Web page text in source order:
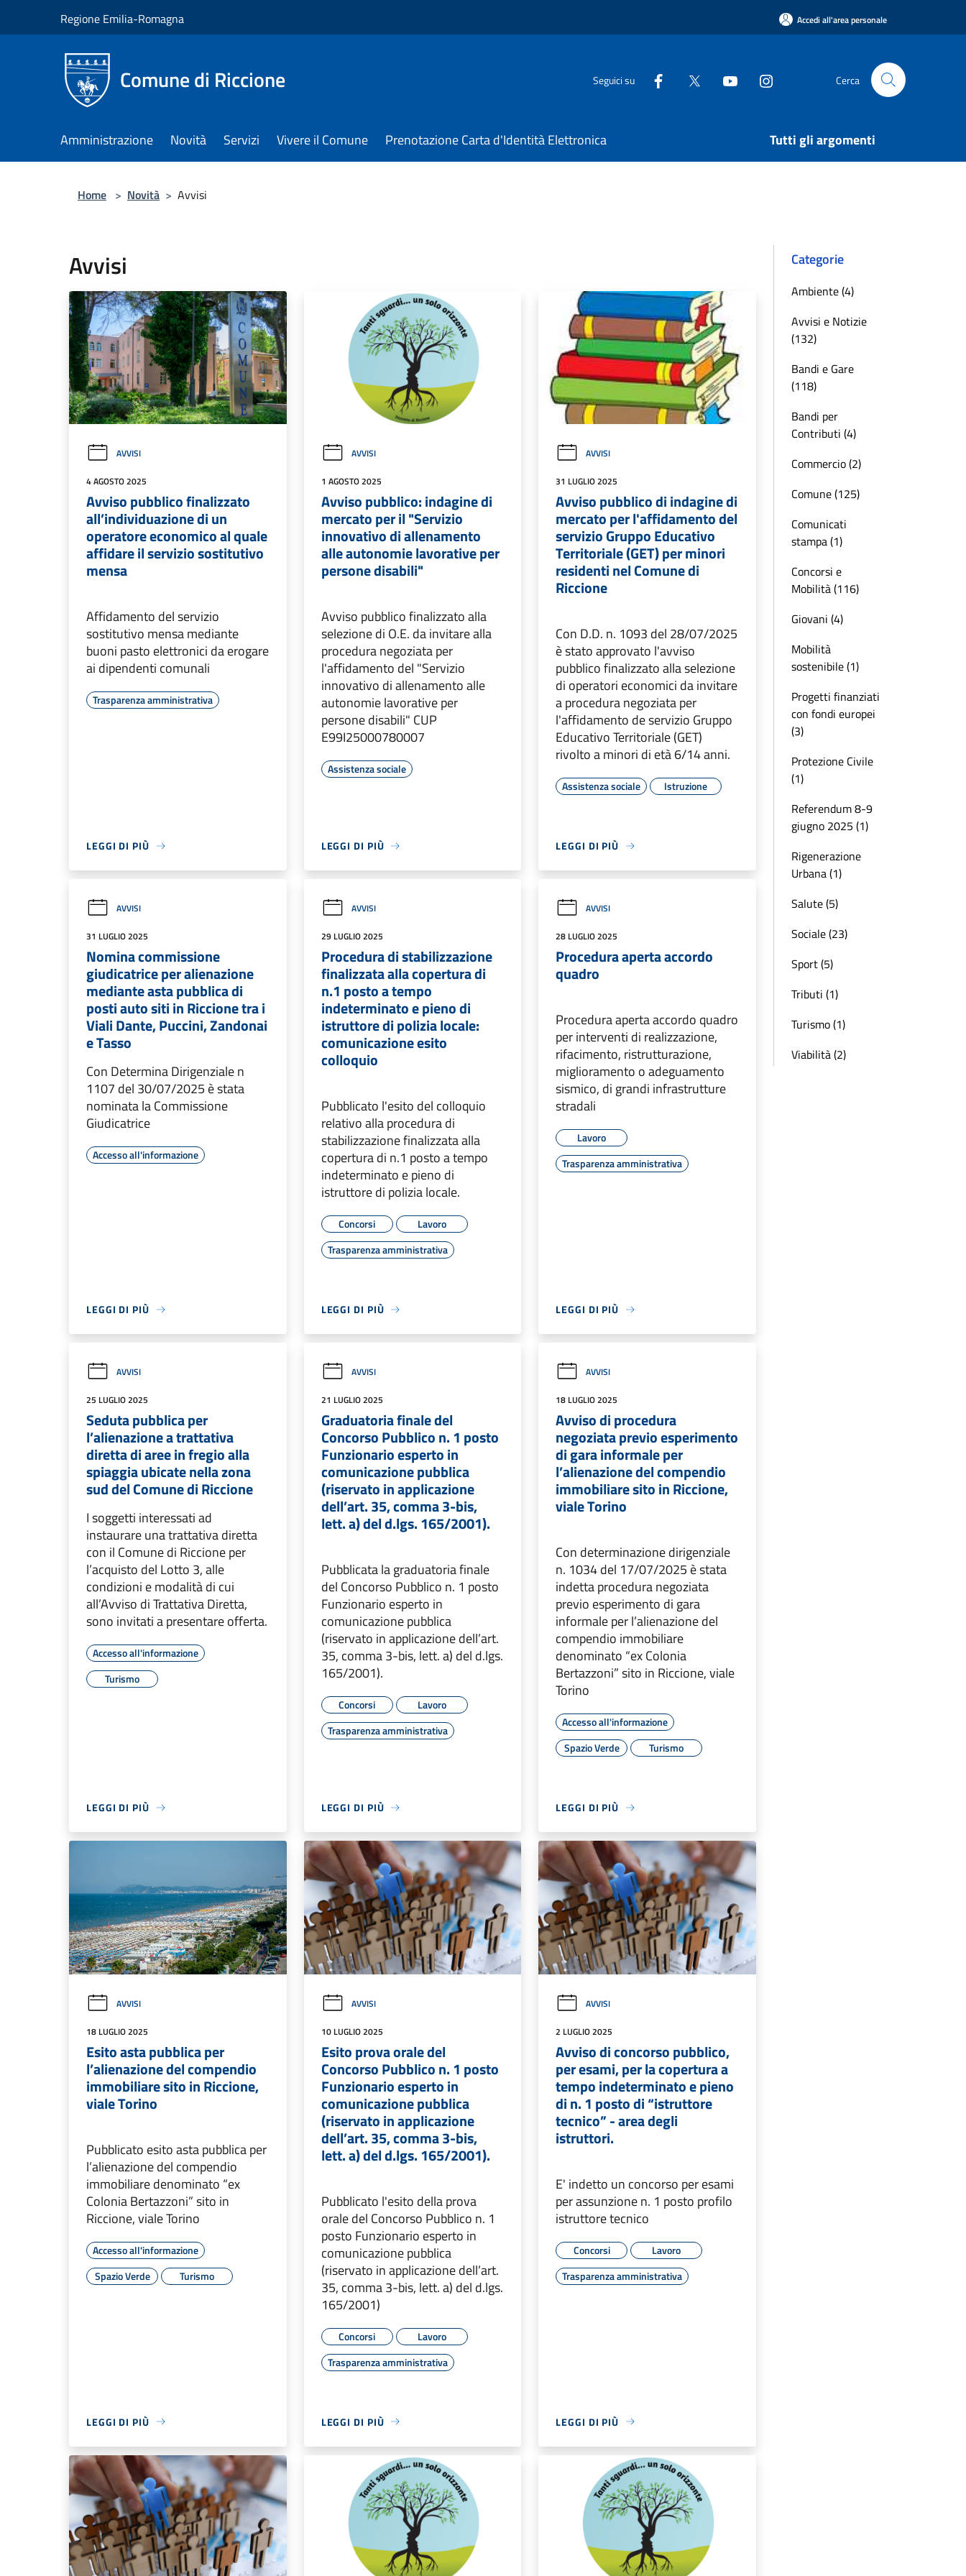
Regione Emilia-Romagna Accedi all'area personale
Comune di Riccione Seguici su Cerca
Amministrazione Novità Servizi Vivere il Comune Prenotazione Carta d'Identità Elettronica Tutti gli argomenti
Home > Novità > Avvisi
Avvisi
AVVISI
4 AGOSTO 2025
Avviso pubblico finalizzato
all’individuazione di un
operatore economico al quale
affidare il servizio sostitutivo
mensa
Affidamento del servizio
sostitutivo mensa mediante
buoni pasto elettronici da erogare
ai dipendenti comunali
Trasparenza amministrativa
LEGGI DI PIÙ
AVVISI
1 AGOSTO 2025
Avviso pubblico: indagine di
mercato per il "Servizio
innovativo di allenamento
alle autonomie lavorative per
persone disabili"
Avviso pubblico finalizzato alla
selezione di O.E. da invitare alla
procedura negoziata per
l'affidamento del "Servizio
innovativo di allenamento alle
autonomie lavorative per
persone disabili" CUP
E99I25000780007
Assistenza sociale
LEGGI DI PIÙ
AVVISI
31 LUGLIO 2025
Avviso pubblico di indagine di
mercato per l'affidamento del
servizio Gruppo Educativo
Territoriale (GET) per minori
residenti nel Comune di
Riccione
Con D.D. n. 1093 del 28/07/2025
è stato approvato l'avviso
pubblico finalizzato alla selezione
di operatori economici da invitare
a procedura negoziata per
l'affidamento de servizio Gruppo
Educativo Territoriale (GET)
rivolto a minori di età 6/14 anni.
Assistenza sociale Istruzione
LEGGI DI PIÙ
AVVISI
31 LUGLIO 2025
Nomina commissione
giudicatrice per alienazione
mediante asta pubblica di
posti auto siti in Riccione tra i
Viali Dante, Puccini, Zandonai
e Tasso
Con Determina Dirigenziale n
1107 del 30/07/2025 è stata
nominata la Commissione
Giudicatrice
Accesso all'informazione
LEGGI DI PIÙ
AVVISI
29 LUGLIO 2025
Procedura di stabilizzazione
finalizzata alla copertura di
n.1 posto a tempo
indeterminato e pieno di
istruttore di polizia locale:
comunicazione esito
colloquio
Pubblicato l'esito del colloquio
relativo alla procedura di
stabilizzazione finalizzata alla
copertura di n.1 posto a tempo
indeterminato e pieno di
istruttore di polizia locale.
Concorsi
Lavoro
Trasparenza amministrativa
LEGGI DI PIÙ
AVVISI
28 LUGLIO 2025
Procedura aperta accordo
quadro
Procedura aperta accordo quadro
per interventi di realizzazione,
rifacimento, ristrutturazione,
miglioramento o adeguamento
sismico, di grandi infrastrutture
stradali
Lavoro
Trasparenza amministrativa
LEGGI DI PIÙ
AVVISI
25 LUGLIO 2025
Seduta pubblica per
l’alienazione a trattativa
diretta di aree in fregio alla
spiaggia ubicate nella zona
sud del Comune di Riccione
I soggetti interessati ad
instaurare una trattativa diretta
con il Comune di Riccione per
l’acquisto del Lotto 3, alle
condizioni e modalità di cui
all’Avviso di Trattativa Diretta,
sono invitati a presentare offerta.
Accesso all'informazione
Turismo
LEGGI DI PIÙ
AVVISI
21 LUGLIO 2025
Graduatoria finale del
Concorso Pubblico n. 1 posto
Funzionario esperto in
comunicazione pubblica
(riservato in applicazione
dell’art. 35, comma 3-bis,
lett. a) del d.lgs. 165/2001).
Pubblicata la graduatoria finale
del Concorso Pubblico n. 1 posto
Funzionario esperto in
comunicazione pubblica
(riservato in applicazione dell’art.
35, comma 3-bis, lett. a) del d.lgs.
165/2001).
Concorsi
Lavoro
Trasparenza amministrativa
LEGGI DI PIÙ
AVVISI
18 LUGLIO 2025
Avviso di procedura
negoziata previo esperimento
di gara informale per
l’alienazione del compendio
immobiliare sito in Riccione,
viale Torino
Con determinazione dirigenziale
n. 1034 del 17/07/2025 è stata
indetta procedura negoziata
previo esperimento di gara
informale per l’alienazione del
compendio immobiliare
denominato “ex Colonia
Bertazzoni” sito in Riccione, viale
Torino
Accesso all'informazione
Spazio Verde
Turismo
LEGGI DI PIÙ
AVVISI
18 LUGLIO 2025
Esito asta pubblica per
l’alienazione del compendio
immobiliare sito in Riccione,
viale Torino
Pubblicato esito asta pubblica per
l’alienazione del compendio
immobiliare denominato “ex
Colonia Bertazzoni” sito in
Riccione, viale Torino
Accesso all'informazione
Spazio Verde
Turismo
LEGGI DI PIÙ
AVVISI
10 LUGLIO 2025
Esito prova orale del
Concorso Pubblico n. 1 posto
Funzionario esperto in
comunicazione pubblica
(riservato in applicazione
dell’art. 35, comma 3-bis,
lett. a) del d.lgs. 165/2001).
Pubblicato l'esito della prova
orale del Concorso Pubblico n. 1
posto Funzionario esperto in
comunicazione pubblica
(riservato in applicazione dell’art.
35, comma 3-bis, lett. a) del d.lgs.
165/2001)
Concorsi
Lavoro
Trasparenza amministrativa
LEGGI DI PIÙ
AVVISI
2 LUGLIO 2025
Avviso di concorso pubblico,
per esami, per la copertura a
tempo indeterminato e pieno
di n. 1 posto di “istruttore
tecnico” - area degli
istruttori.
E' indetto un concorso per esami
per assunzione n. 1 posto profilo
istruttore tecnico
Concorsi
Lavoro
Trasparenza amministrativa
LEGGI DI PIÙ
Categorie
Ambiente (4)
Avvisi e Notizie
(132)
Bandi e Gare
(118)
Bandi per
Contributi (4)
Commercio (2)
Comune (125)
Comunicati
stampa (1)
Concorsi e
Mobilità (116)
Giovani (4)
Mobilità
sostenibile (1)
Progetti finanziati
con fondi europei
(3)
Protezione Civile
(1)
Referendum 8-9
giugno 2025 (1)
Rigenerazione
Urbana (1)
Salute (5)
Sociale (23)
Sport (5)
Tributi (1)
Turismo (1)
Viabilità (2)